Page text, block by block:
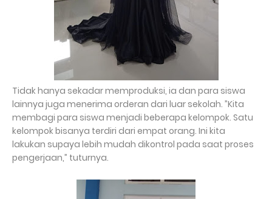
Tidak hanya sekadar memproduksi, ia dan para siswa
lainnya juga menerima orderan dari luar sekolah. ”Kita
membagi para siswa menjadi beberapa kelompok. Satu
kelompok bisanya terdiri dari empat orang. Ini kita
lakukan supaya lebih mudah dikontrol pada saat proses
pengerjaan,” tuturnya.